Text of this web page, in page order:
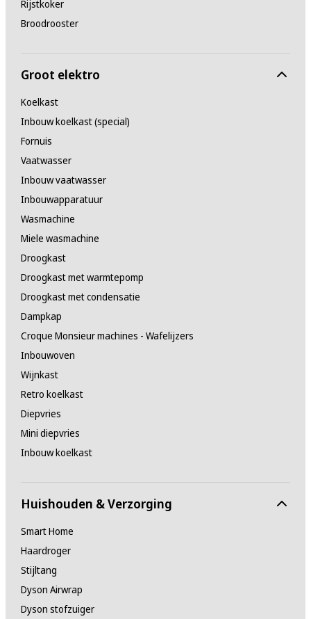
Rijstkoker
Broodrooster
Groot elektro
Koelkast
Inbouw koelkast (special)
Fornuis
Vaatwasser
Inbouw vaatwasser
Inbouwapparatuur
Wasmachine
Miele wasmachine
Droogkast
Droogkast met warmtepomp
Droogkast met condensatie
Dampkap
Croque Monsieur machines - Wafelijzers
Inbouwoven
Wijnkast
Retro koelkast
Diepvries
Mini diepvries
Inbouw koelkast
Huishouden & Verzorging
Smart Home
Haardroger
Stijltang
Dyson Airwrap
Dyson stofzuiger